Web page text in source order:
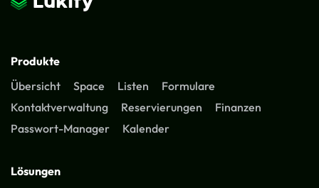
Produkte
Übersicht
Space Listen
Formulare
Kontaktverwaltung
Reservierungen
Finanzen
Passwort-Manager
Kalender
Lösungen